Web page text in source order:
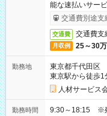
能な速払いサー
交通費別途支
交通費 交通費支
月収例 25～30
勤務地
東京都千代田区
東京駅から徒歩1
人材サービス
勤務時間 9:30～18:15 ※